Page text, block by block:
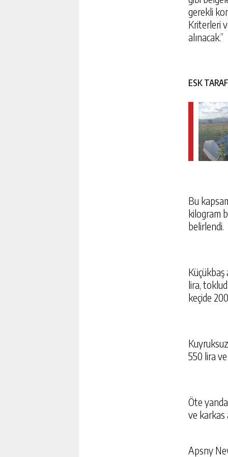
gerekli
Kriterleri
alınacak.”
ESK
Bu
kilogram
belirlendi.
lira,
keçide
550 lira
Öte
ve karkas
Apsny
GÜNLÜK HABER
GOOGLE’IN YAPAY